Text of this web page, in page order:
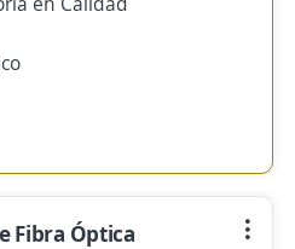
Fibra Óptica